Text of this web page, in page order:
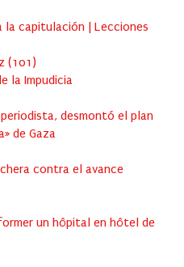
la capitulación | Lecciones
(101 )
la Impudicia
desmontó el plan
de Gaza
contra el avance
un hôpital en hôtel de